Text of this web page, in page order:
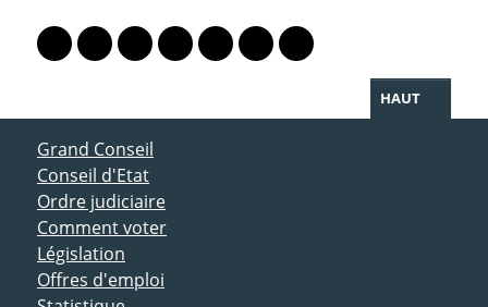
Lien vers le profil Mastodon
Lien vers le profil Bluesky
Lien vers le profil Instagram
Lien vers le profil Linkedin
Lien vers le profil Facebook
Lien vers le profil Twitter
Partager par WhatsApp
HAUT
ACCÈS DIRECT
Grand Conseil
Conseil d'Etat
Ordre judiciaire
Comment voter
Législation
Offres d'emploi